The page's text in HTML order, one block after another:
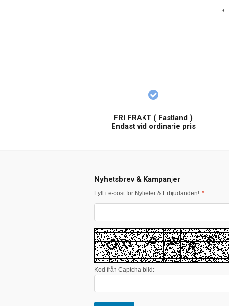
FRI FRAKT ( Fastland )
Endast vid ordinarie pris
Nyhetsbrev & Kampanjer
Fyll i e-post för Nyheter & Erbjudanden!: *
Kod från Captcha-bild: